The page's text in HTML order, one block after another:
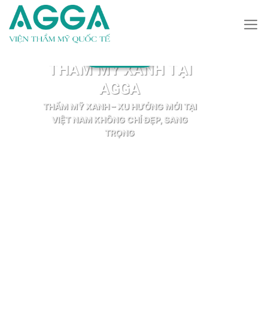
THẨM MỸ XANH TẠI
AGGA
THẨM MỸ XANH – XU HƯỚNG MỚI TẠI
VIỆT NAM KHÔNG CHỈ ĐẸP, SANG
TRỌNG